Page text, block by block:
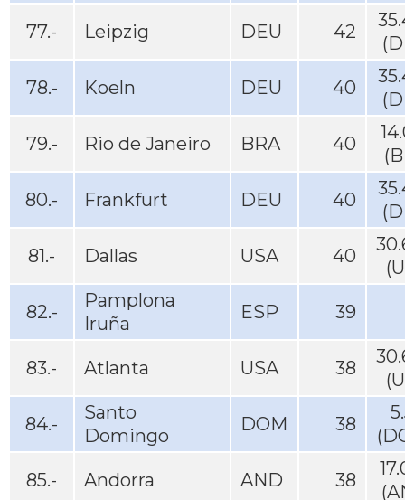
77.- Leipzig DEU 42
78.- Koeln DEU 40
79.- Rio de Janeiro BRA 40
80.- Frankfurt DEU 40
81.- Dallas USA 40
82.-
Pamplona
Iruña
ESP 39
83.- Atlanta USA 38
84.-
Santo
Domingo
DOM 38
85.- Andorra AND 38